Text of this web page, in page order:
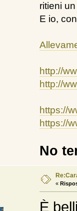
ritieni
E io,
http://
http://
https://
https://
No
«
È